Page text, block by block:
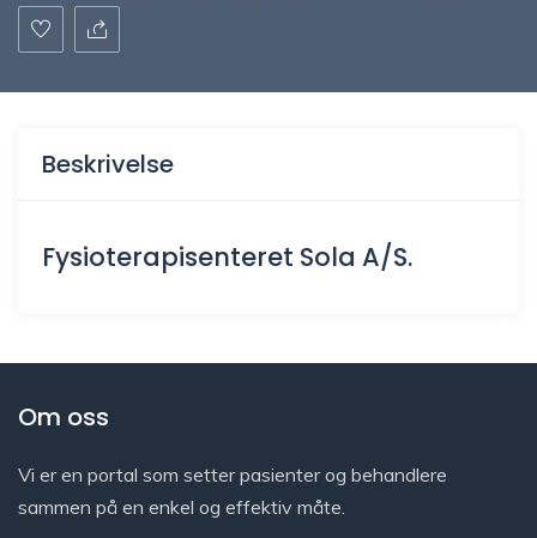
Beskrivelse
Fysioterapisenteret Sola A/S.
Om oss
Vi er en portal som setter pasienter og behandlere
sammen på en enkel og effektiv måte.